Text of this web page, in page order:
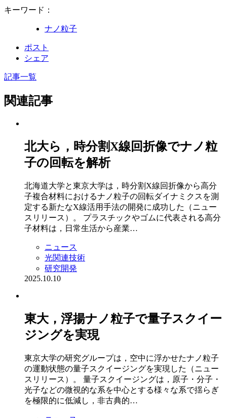
キーワード：
ナノ粒子
ポスト
シェア
記事一覧
関連記事
北大ら，時分割X線回折像でナノ粒
子の回転を解析
北海道⼤学と東京大学は，時分割X線回折像から高分
子複合材料におけるナノ粒子の回転ダイナミクスを測
定する新たなX線活用手法の開発に成功した（ニュー
スリリース）。 プラスチックやゴムに代表される高分
子材料は，日常生活から産業…
ニュース
光関連技術
研究開発
2025.10.10
東大，浮揚ナノ粒子で量子スクイー
ジングを実現
東京大学の研究グループは，空中に浮かせたナノ粒子
の運動状態の量子スクイージングを実現した（ニュー
スリリース）。 量子スクイージングは，原子・分子・
光子などの微視的な系を中心とする様々な系で揺らぎ
を極限的に低減し，非古典的…